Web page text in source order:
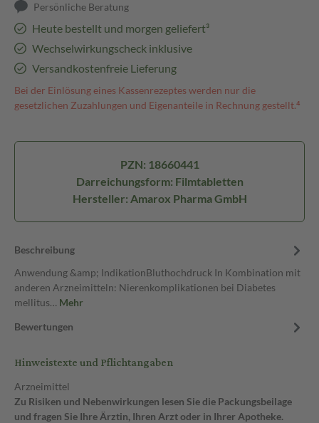
Persönliche Beratung
Heute bestellt und morgen geliefert³
Wechselwirkungscheck inklusive
Versandkostenfreie Lieferung
Bei der Einlösung eines Kassenrezeptes werden nur die
gesetzlichen Zuzahlungen und Eigenanteile in Rechnung gestellt.⁴
PZN: 18660441
Darreichungsform: Filmtabletten
Hersteller: Amarox Pharma GmbH
Beschreibung
Anwendung &amp; IndikationBluthochdruck In Kombination mit
anderen Arzneimitteln: Nierenkomplikationen bei Diabetes
mellitus… Mehr
Bewertungen
Hinweistexte und Pflichtangaben
Arzneimittel
Zu Risiken und Nebenwirkungen lesen Sie die Packungsbeilage
und fragen Sie Ihre Ärztin, Ihren Arzt oder in Ihrer Apotheke.